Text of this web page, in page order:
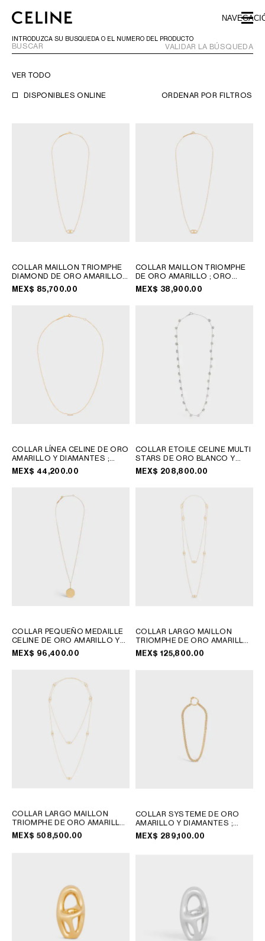
SKIP TO FOOTER CONTENT
IR A LA NAVEGACIÓN PRINCIPAL
INTRODUZCA SU BÚSQUEDA O EL NÚMERO DEL PRODUCTO
VALIDAR LA BÚSQUEDA
VER TODO
DISPONIBLES ONLINE ORDENAR POR FILTROS
COLLAR MAILLON TRIOMPHE
DIAMOND DE ORO AMARILLO Y
DIAMANTES BLANCOS
AMARILLO
MEX$ 85,700.00
COLLAR MAILLON TRIOMPHE
DE ORO AMARILLO ; ORO
AMARILLO
MEX$ 38,900.00
COLLAR LÍNEA CELINE DE ORO
AMARILLO Y DIAMANTES ;
ORO AMARILLO
MEX$ 44,200.00
COLLAR ETOILE CELINE MULTI
STARS DE ORO BLANCO Y
DIAMANTES ; ORO BLANCO
MEX$ 208,800.00
COLLAR PEQUEÑO MEDAILLE
CELINE DE ORO AMARILLO Y
DIAMANTES; ORO AMARILLO
MEX$ 96,400.00
COLLAR LARGO MAILLON
TRIOMPHE DE ORO AMARILLO
; ORO AMARILLO
MEX$ 125,800.00
COLLAR LARGO MAILLON
TRIOMPHE DE ORO AMARILLO
Y DIAMANTES; ORO
AMARILLO
MEX$ 508,500.00
COLLAR SYSTEME DE ORO
AMARILLO Y DIAMANTES ;
ORO AMARILLO
MEX$ 289,100.00
EUROPA
ASIA (PAÍS/REGIÓN)
ORIENTE MEDIO
SUDAMÉRICA
CHILE
COLOMBIA
REPÚBLICA DOMINICANA